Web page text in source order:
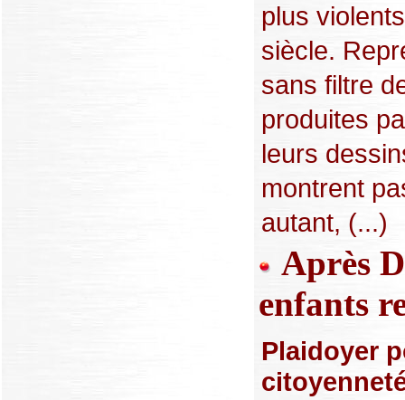
plus
siècle.
sans filtre
produites
leurs
montrent
autant, (...)
Après
enfants
Plaidoyer